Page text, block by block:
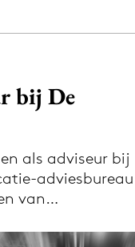
de Adformatie
bij De
als adviseur bij
adviesbureau
van…